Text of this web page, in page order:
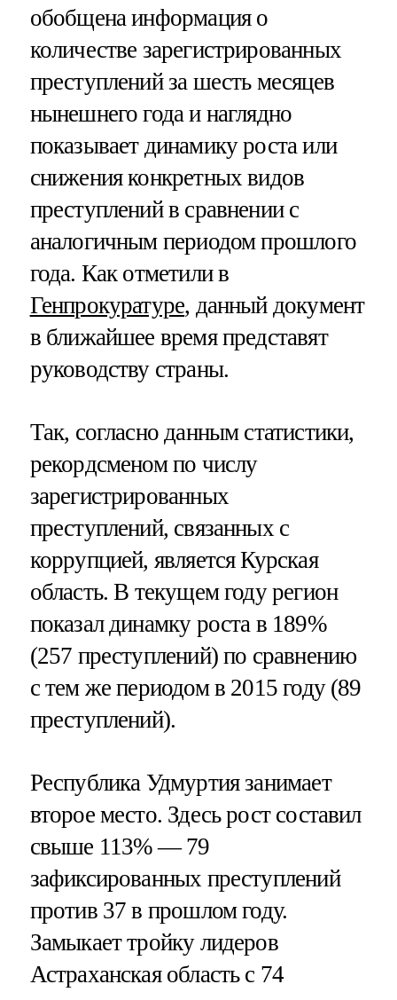
обобщена информация о
количестве зарегистрированных
преступлений за шесть месяцев
нынешнего года и наглядно
показывает динамику роста или
снижения конкретных видов
преступлений в сравнении с
аналогичным периодом прошлого
года. Как отметили в
Генпрокуратуре, данный документ
в ближайшее время представят
руководству страны.
Так, согласно данным статистики,
рекордсменом по числу
зарегистрированных
преступлений, связанных с
коррупцией, является Курская
область. В текущем году регион
показал динамку роста в 189%
(257 преступлений) по сравнению
с тем же периодом в 2015 году (89
преступлений).
Республика Удмуртия занимает
второе место. Здесь рост составил
свыше 113% — 79
зафиксированных преступлений
против 37 в прошлом году.
Замыкает тройку лидеров
Астраханская область с 74